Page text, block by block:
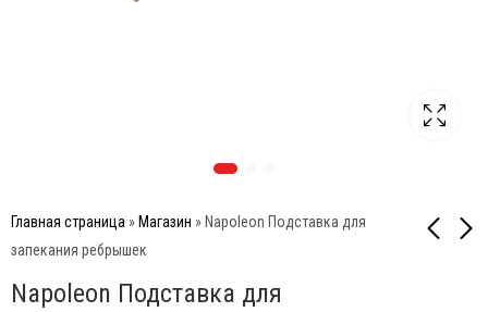
Главная страница » Магазин » Napoleon Подставка для
запекания ребрышек
Napoleon Подставка для